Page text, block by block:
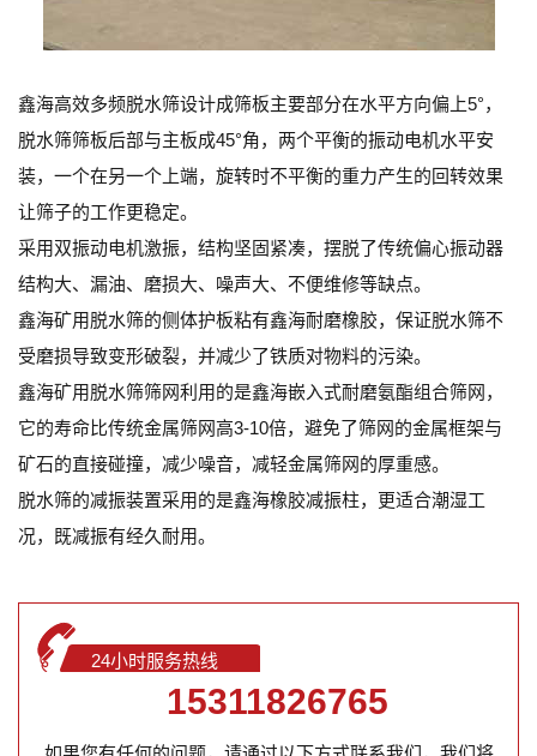
鑫海高效多频脱水筛设计成筛板主要部分在水平方向偏上5°，
脱水筛筛板后部与主板成45°角，两个平衡的振动电机水平安
装，一个在另一个上端，旋转时不平衡的重力产生的回转效果
让筛子的工作更稳定。
采用双振动电机激振，结构坚固紧凑，摆脱了传统偏心振动器
结构大、漏油、磨损大、噪声大、不便维修等缺点。
鑫海矿用脱水筛的侧体护板粘有鑫海耐磨橡胶，保证脱水筛不
受磨损导致变形破裂，并减少了铁质对物料的污染。
鑫海矿用脱水筛筛网利用的是鑫海嵌入式耐磨氨酯组合筛网，
它的寿命比传统金属筛网高3-10倍，避免了筛网的金属框架与
矿石的直接碰撞，减少噪音，减轻金属筛网的厚重感。
脱水筛的减振装置采用的是鑫海橡胶减振柱，更适合潮湿工
况，既减振有经久耐用。
24小时服务热线
15311826765